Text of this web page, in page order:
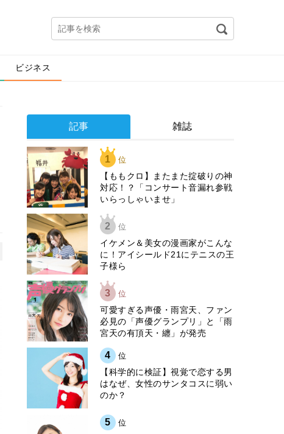
ビジネス
記事 雑誌
1 位
【ももクロ】またまた掟破りの神
対応！？「コンサート音漏れ参戦
いらっしゃいませ」
2 位
イケメン＆美女の漫画家がこんな
に！アイシールド21にテニスの王
子様ら
3 位
可愛すぎる声優・雨宮天、ファン
必見の「声優グランプリ」と「雨
宮天の有頂天・纏」が発売
4 位
【科学的に検証】視覚で恋する男
はなぜ、女性のサンタコスに弱い
のか？
5 位